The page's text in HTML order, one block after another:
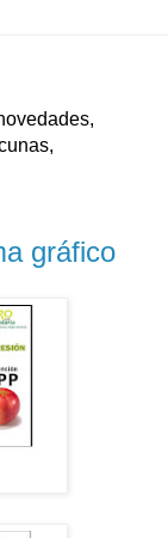
gráfico